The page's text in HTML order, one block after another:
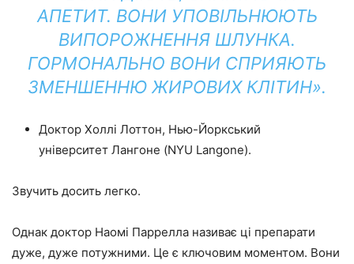
АПЕТИТ. ВОНИ УПОВІЛЬНЮЮТЬ
ВИПОРОЖНЕННЯ ШЛУНКА.
ГОРМОНАЛЬНО ВОНИ СПРИЯЮТЬ
ЗМЕНШЕННЮ ЖИРОВИХ КЛІТИН».
Доктор Холлі Лоттон, Нью-Йоркський
університет Лангоне (NYU Langone).
Звучить досить легко.
Однак доктор Наомі Паррелла називає ці препарати
дуже, дуже потужними. Це є ключовим моментом. Вони